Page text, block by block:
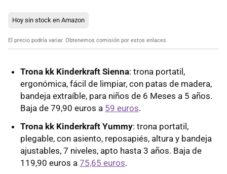
Hoy sin stock en Amazon
El precio podría variar. Obtenemos comisión por estos enlaces
Trona kk Kinderkraft Sienna: trona portatil,
ergonómica, fácil de limpiar, con patas de madera,
bandeja extraíble, para niños de 6 Meses a 5 años.
Baja de 79,90 euros a 59 euros.
Trona kk Kinderkraft Yummy: trona portatil,
plegable, con asiento, reposapiés, altura y bandeja
ajustables, 7 niveles, apto hasta 3 años. Baja de
119,90 euros a 75,65 euros.